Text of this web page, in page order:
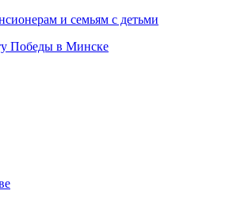
и семьям с детьми
Победы в Минске